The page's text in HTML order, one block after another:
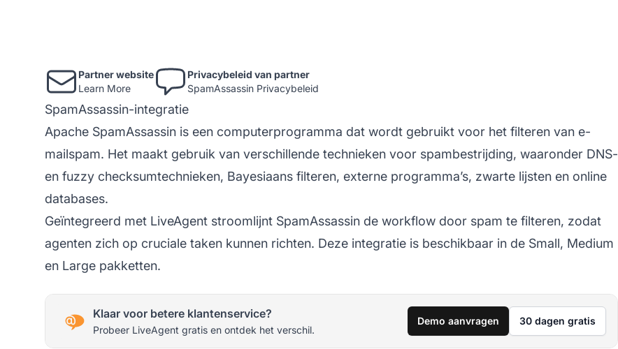
Partner website
Learn More
Privacybeleid van partner
SpamAssassin Privacybeleid
SpamAssassin-integratie
Apache SpamAssassin is een computerprogramma dat wordt gebruikt voor het filteren van e-
mailspam. Het maakt gebruik van verschillende technieken voor spambestrijding, waaronder DNS-
en fuzzy checksumtechnieken, Bayesiaans filteren, externe programma’s, zwarte lijsten en online
databases.
Geïntegreerd met LiveAgent stroomlijnt SpamAssassin de workflow door spam te filteren, zodat
agenten zich op cruciale taken kunnen richten. Deze integratie is beschikbaar in de Small, Medium
en Large pakketten.
Klaar voor betere klantenservice?
Probeer LiveAgent gratis en ontdek het verschil.
Demo aanvragen 30 dagen gratis